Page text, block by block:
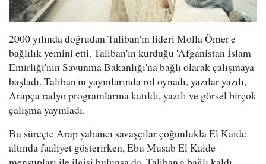
2000 yılında doğrudan Taliban'ın lideri Molla Ömer'e
bağlılık yemini etti. Taliban'ın kurduğu 'Afganistan İslam
Emirliği'nin Savunma Bakanlığı'na bağlı olarak çalışmaya
başladı. Taliban'ın yayınlarında rol oynadı, yazılar yazdı,
Arapça radyo programlarına katıldı, yazılı ve görsel birçok
çalışma yayınladı.
Bu süreçte Arap yabancı savaşçılar çoğunlukla El Kaide
altında faaliyet gösterirken, Ebu Musab El Kaide